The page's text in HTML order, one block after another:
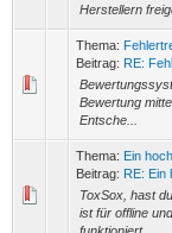
Herstellern
Thema:
Beitrag: RE:
Bewertung
Entsche...
Thema: Ein
Beitrag: RE: Ein
ToxSox, hast
ist für offline